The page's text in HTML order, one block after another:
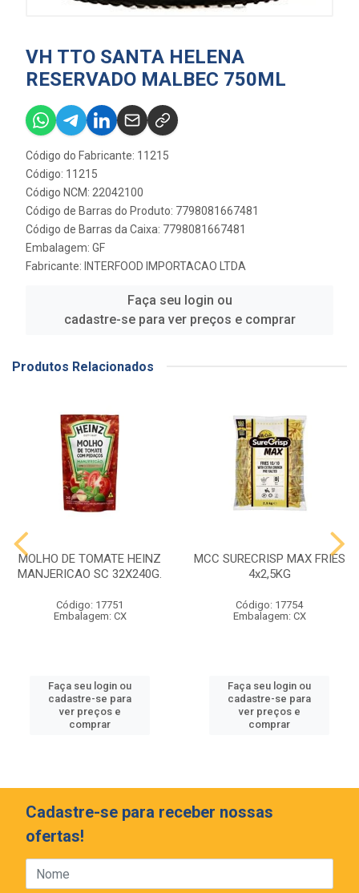
VH TTO SANTA HELENA
RESERVADO MALBEC 750ML
Código do Fabricante: 11215
Código: 11215
Código NCM: 22042100
Código de Barras do Produto: 7798081667481
Código de Barras da Caixa: 7798081667481
Embalagem: GF
Fabricante: INTERFOOD IMPORTACAO LTDA
Faça seu login ou
cadastre-se para ver preços e comprar
Produtos Relacionados
MOLHO DE TOMATE HEINZ
MANJERICAO SC 32X240G.
Código: 17751
Embalagem: CX
Faça seu login ou
cadastre-se para
ver preços e
comprar
MCC SURECRISP MAX FRIES
4x2,5KG
Código: 17754
Embalagem: CX
Faça seu login ou
cadastre-se para
ver preços e
comprar
Cadastre-se para receber nossas
ofertas!